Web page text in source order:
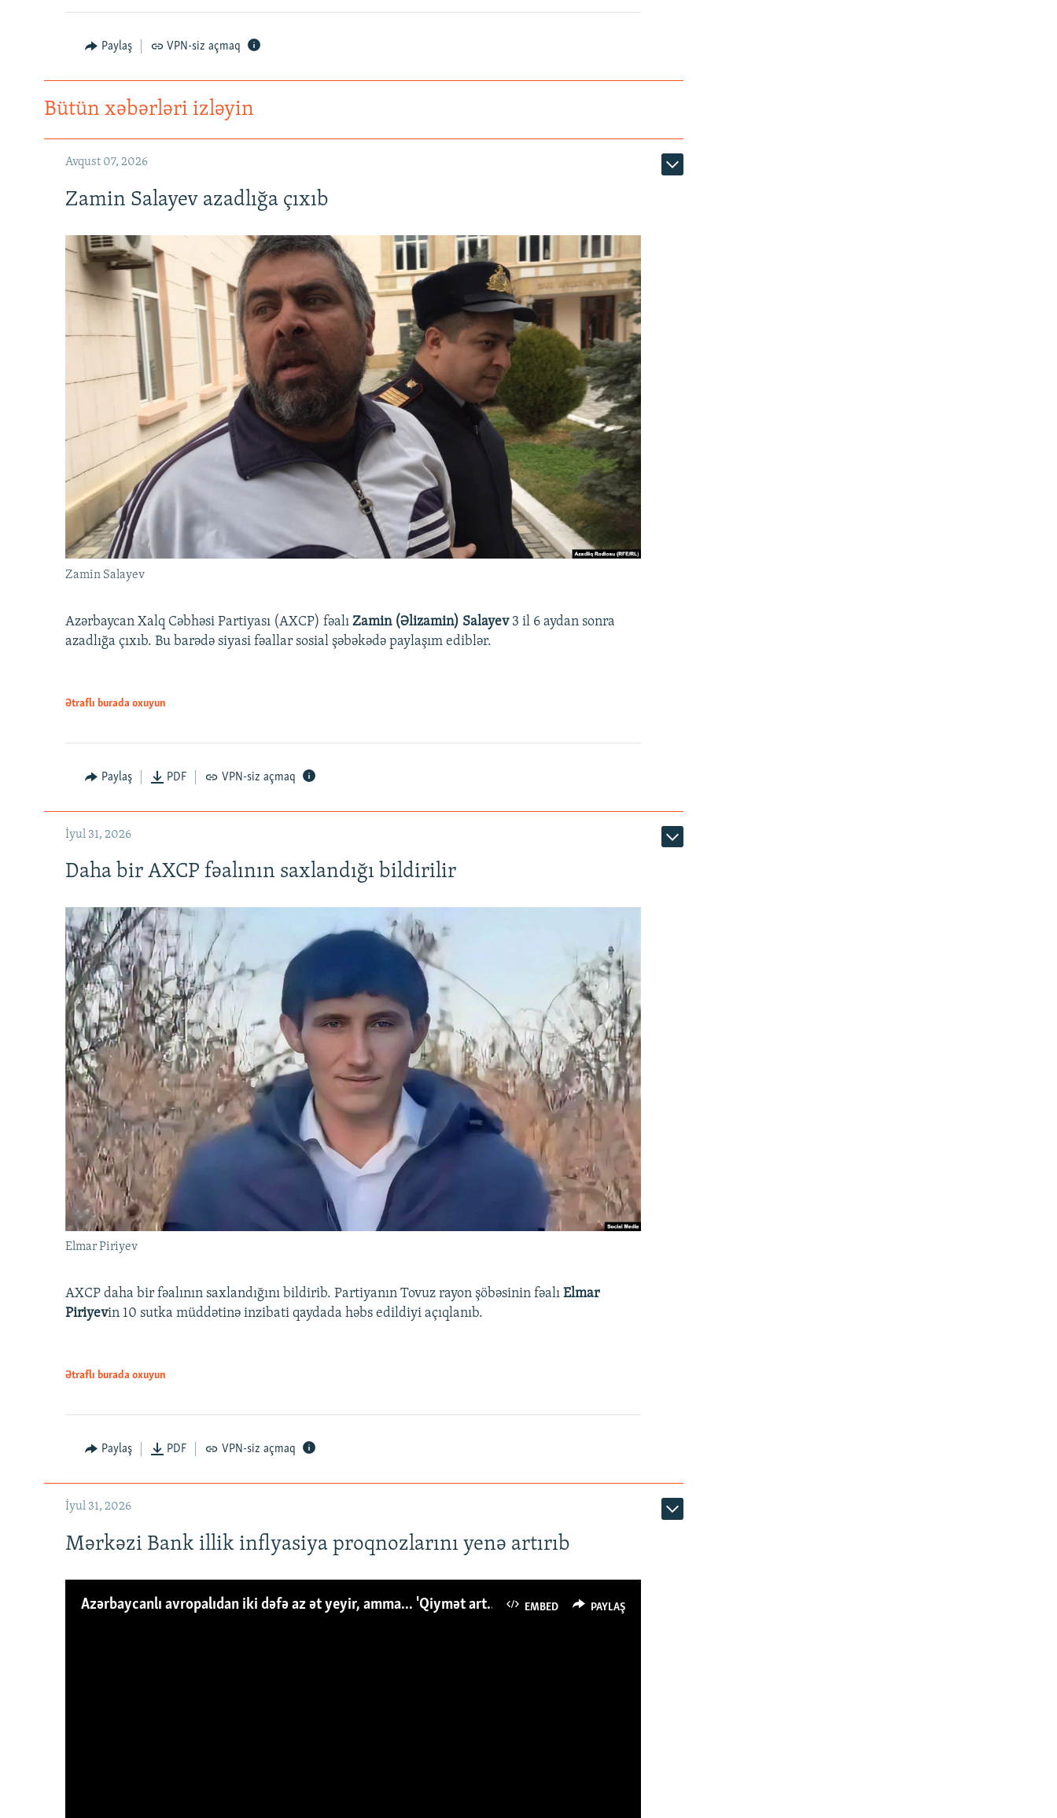
Paylaş VPN-siz açmaq
Bütün xəbərləri izləyin
Avqust 07, 2026
Zamin Salayev azadlığa çıxıb
Zamin Salayev
Azərbaycan Xalq Cəbhəsi Partiyası (AXCP) fəalı Zamin (Əlizamin) Salayev 3 il 6 aydan sonra
azadlığa çıxıb. Bu barədə siyasi fəallar sosial şəbəkədə paylaşım ediblər.
Ətraflı burada oxuyun
Paylaş PDF VPN-siz açmaq
İyul 31, 2026
Daha bir AXCP fəalının saxlandığı bildirilir
Elmar Piriyev
AXCP daha bir fəalının saxlandığını bildirib. Partiyanın Tovuz rayon şöbəsinin fəalı Elmar
Piriyevin 10 sutka müddətinə inzibati qaydada həbs edildiyi açıqlanıb.
Ətraflı burada oxuyun
Paylaş PDF VPN-siz açmaq
İyul 31, 2026
Mərkəzi Bank illik inflyasiya proqnozlarını yenə artırıb
EMBED PAYLAŞ
Azərbaycanlı avropalıdan iki dəfə az ət yeyir, amma... 'Qiymət artımı qaçılmazdır'